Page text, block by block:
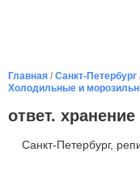
Главная / Санкт-Петербург
Холодильные и
ответ.
Санкт-Петербург,